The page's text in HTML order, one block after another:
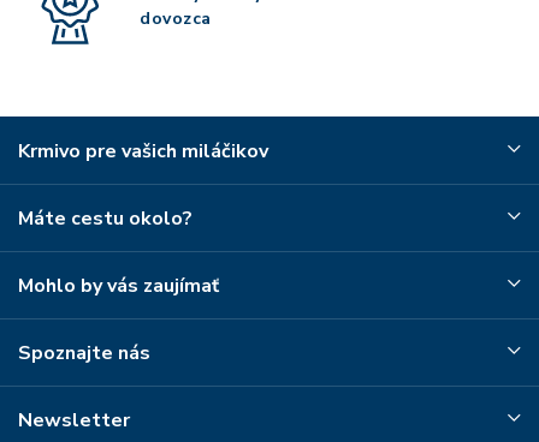
dovozca
Krmivo pre vašich miláčikov
Máte cestu okolo?
Mohlo by vás zaujímať
Spoznajte nás
Newsletter